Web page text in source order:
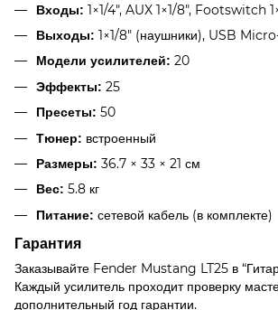
Входы: 1×1/4", AUX 1×1/8", Footswitch
Выходы: 1×1/8" (наушники), USB
Модели усилителей: 20
Эффекты: 25
Пресеты: 50
Тюнер: встроенный
Размеры: 36.7 × 33 × 21 см
Вес: 5.8 кг
Питание: сетевой кабель (в комплекте)
Гарантия
Заказывайте Fender Mustang LT25 в
Каждый усилитель проходит проверку
дополнительный год гарантии.